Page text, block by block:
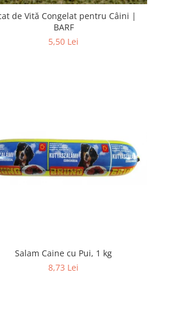
de Vită Congelat pentru Câini |
BARF
5,50 Lei
Salam Caine cu Pui, 1 kg
8,73 Lei